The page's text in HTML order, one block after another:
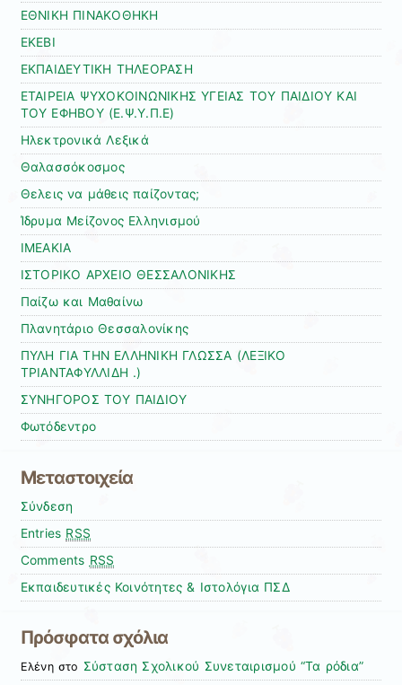
ΕΘΝΙΚΗ ΠΙΝΑΚΟΘΗΚΗ
ΕΚΕΒΙ
ΕΚΠΑΙΔΕΥΤΙΚΗ ΤΗΛΕΟΡΑΣΗ
ΕΤΑΙΡΕΙΑ ΨΥΧΟΚΟΙΝΩΝΙΚΗΣ ΥΓΕΙΑΣ ΤΟΥ ΠΑΙΔΙΟΥ ΚΑΙ
ΤΟΥ ΕΦΗΒΟΥ (Ε.Ψ.Υ.Π.Ε)
Ηλεκτρονικά Λεξικά
Θαλασσόκοσμος
Θελεις να μάθεις παίζοντας;
Ίδρυμα Μείζονος Ελληνισμού
ΙΜΕΑΚΙΑ
ΙΣΤΟΡΙΚΟ ΑΡΧΕΙΟ ΘΕΣΣΑΛΟΝΙΚΗΣ
Παίζω και Μαθαίνω
Πλανητάριο Θεσσαλονίκης
ΠΥΛΗ ΓΙΑ ΤΗΝ ΕΛΛΗΝΙΚΗ ΓΛΩΣΣΑ (ΛΕΞΙΚΟ
ΤΡΙΑΝΤΑΦΥΛΛΙΔΗ .)
ΣΥΝΗΓΟΡΟΣ ΤΟΥ ΠΑΙΔΙΟΥ
Φωτόδεντρο
Μεταστοιχεία
Σύνδεση
Entries RSS
Comments RSS
Εκπαιδευτικές Κοινότητες & Ιστολόγια ΠΣΔ
Πρόσφατα σχόλια
Ελένηστο Σύσταση Σχολικού Συνεταιρισμού “Τα ρόδια”